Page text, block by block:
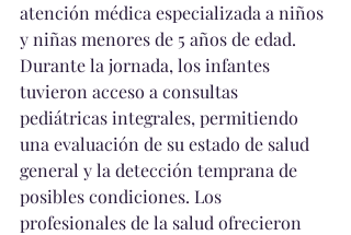
atención médica especializada a niños
y niñas menores de 5 años de edad.
Durante la jornada, los infantes
tuvieron acceso a consultas
pediátricas integrales, permitiendo
una evaluación de su estado de salud
general y la detección temprana de
posibles condiciones. Los
profesionales de la salud ofrecieron